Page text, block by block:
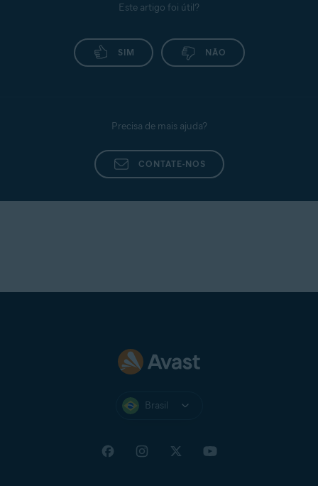
Este artigo foi útil?
SIM NÃO
Precisa de mais ajuda?
CONTATE-NOS
Brasil